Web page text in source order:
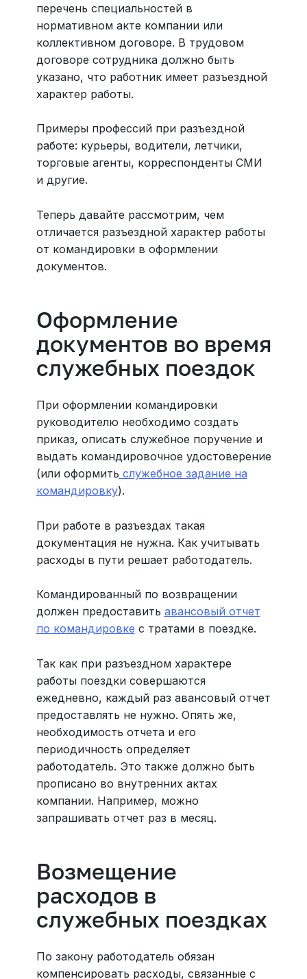
перечень специальностей в
нормативном акте компании или
коллективном договоре. В трудовом
договоре сотрудника должно быть
указано, что работник имеет разъездной
характер работы.
Примеры профессий при разъездной
работе: курьеры, водители, летчики,
торговые агенты, корреспонденты СМИ
и другие.
Теперь давайте рассмотрим, чем
отличается разъездной характер работы
от командировки в оформлении
документов.
Оформление
документов во время
служебных поездок
При оформлении командировки
руководителю необходимо создать
приказ, описать служебное поручение и
выдать командировочное удостоверение
(или оформить служебное задание на
командировку).
При работе в разъездах такая
документация не нужна. Как учитывать
расходы в пути решает работодатель.
Командированный по возвращении
должен предоставить авансовый отчет
по командировке с тратами в поездке.
Так как при разъездном характере
работы поездки совершаются
ежедневно, каждый раз авансовый отчет
предоставлять не нужно. Опять же,
необходимость отчета и его
периодичность определяет
работодатель. Это также должно быть
прописано во внутренних актах
компании. Например, можно
запрашивать отчет раз в месяц.
Возмещение
расходов в
служебных поездках
По закону работодатель обязан
компенсировать расходы, связанные с